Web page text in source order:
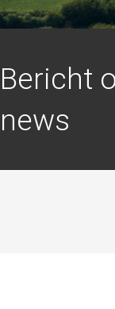
Bericht
news